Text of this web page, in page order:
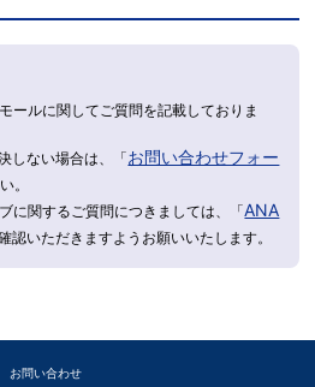
ールに関してご質問を記載しておりま
しない場合は、「お問い合わせフォー
。
に関するご質問につきましては、「ANA
認いただきますようお願いいたします。
お問い合わせ